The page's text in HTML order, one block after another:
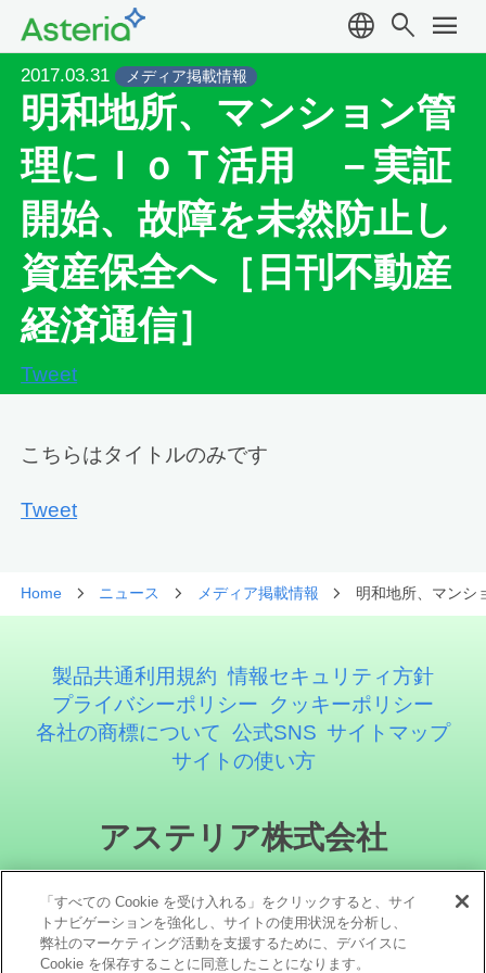
language search menu
2017.03.31 メディア掲載情報
明和地所、マンション管
理にＩｏＴ活用 －実証
開始、故障を未然防止し
資産保全へ［日刊不動産
経済通信］
Tweet
こちらはタイトルのみです
Tweet
Home ニュース メディア掲載情報 明和地所、マンシ
製品共通利用規約 情報セキュリティ方針
プライバシーポリシー
クッキーポリシー
各社の商標について 公式SNS サイトマップ
サイトの使い方
アステリア株式会社
「すべての Cookie を受け入れる」をクリックすると、サイ
トナビゲーションを強化し、サイトの使用状況を分析し、
弊社のマーケティング活動を支援するために、デバイスに
Cookie を保存することに同意したことになります。